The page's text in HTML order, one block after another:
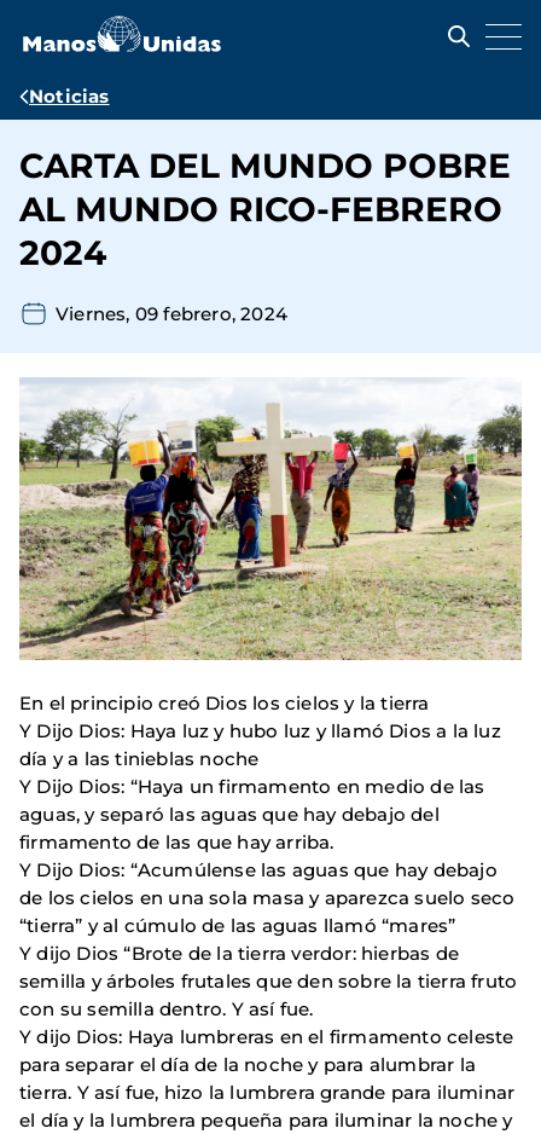
contenido
Ruta
navegación
Noticias
CARTA DEL MUNDO POBRE
AL MUNDO RICO-FEBRERO
2024
Viernes, 09 febrero, 2024
En el principio creó Dios los cielos y la tierra
Y Dijo Dios: Haya luz y hubo luz y llamó Dios a la luz
día y a las tinieblas noche
Y Dijo Dios: “Haya un firmamento en medio de las
aguas, y separó las aguas que hay debajo del
firmamento de las que hay arriba.
Y Dijo Dios: “Acumúlense las aguas que hay debajo
de los cielos en una sola masa y aparezca suelo seco
“tierra” y al cúmulo de las aguas llamó “mares”
Y dijo Dios “Brote de la tierra verdor: hierbas de
semilla y árboles frutales que den sobre la tierra fruto
con su semilla dentro. Y así fue.
Y dijo Dios: Haya lumbreras en el firmamento celeste
para separar el día de la noche y para alumbrar la
tierra. Y así fue, hizo la lumbrera grande para iluminar
el día y la lumbrera pequeña para iluminar la noche y